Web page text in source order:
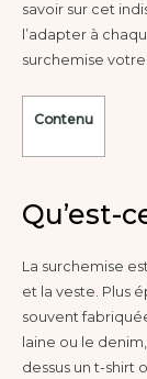
savoir sur cet
l’adapter à
surchemise
Contenu
Qu’est-
La surchemise
et la veste. Plus
souvent
laine ou le
dessus un t-shirt